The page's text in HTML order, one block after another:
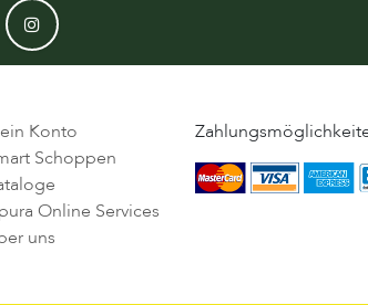
Konto
Schoppen
Online Services
uns